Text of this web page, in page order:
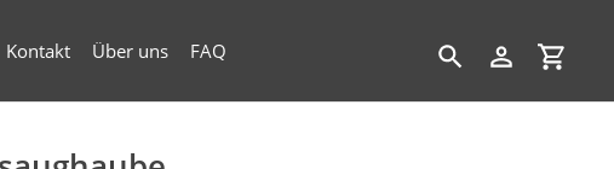
Kontakt Über uns FAQ
SuchenEinloggen